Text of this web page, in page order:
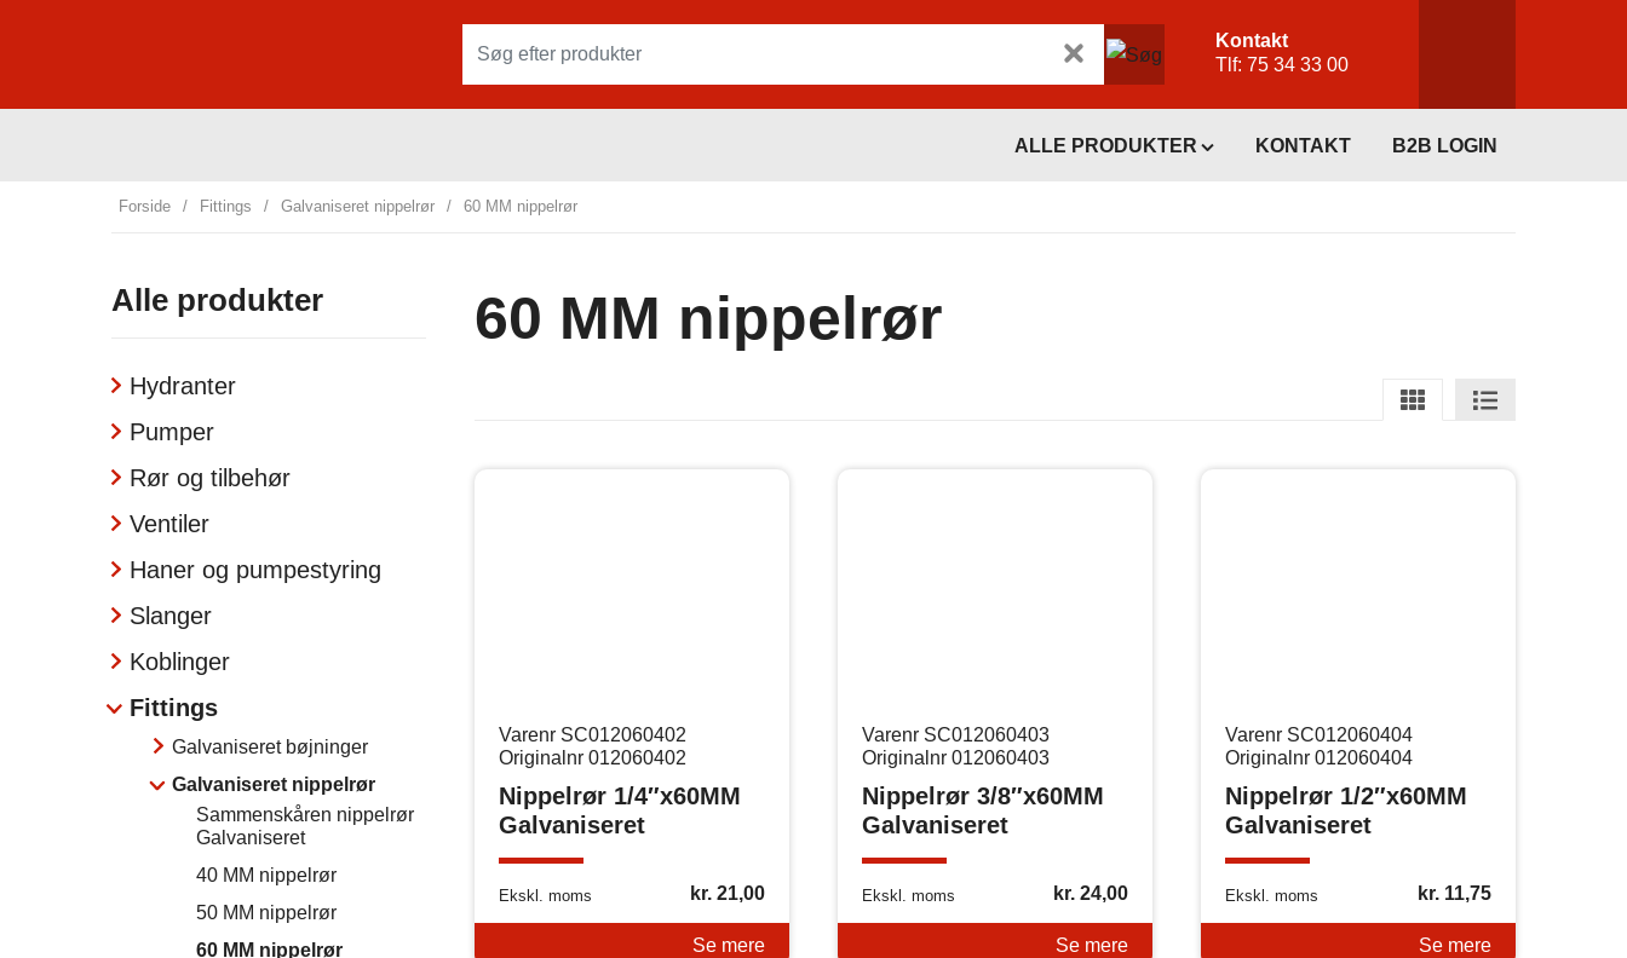
Kontakt
Tlf: 75 34 33 00
ALLE PRODUKTER KONTAKT B2B LOGIN
Forside / Fittings / Galvaniseret nippelrør / 60 MM nippelrør
60 MM nippelrør
Varenr SC012060402
Originalnr 012060402
Nippelrør 1/4″x60MM
Galvaniseret
Ekskl. moms kr.21,00
Se mere
Varenr SC012060403
Originalnr 012060403
Nippelrør 3/8″x60MM
Galvaniseret
Ekskl. moms kr.24,00
Se mere
Varenr SC012060404
Originalnr 012060404
Nippelrør 1/2″x60MM
Galvaniseret
Ekskl. moms kr.11,75
Se mere
Alle produkter
Hydranter
Pumper
Rør og tilbehør
Ventiler
Haner og pumpestyring
Slanger
Koblinger
Fittings
Galvaniseret bøjninger
Galvaniseret nippelrør
Sammenskåren nippelrør
Galvaniseret
40 MM nippelrør
50 MM nippelrør
60 MM nippelrør